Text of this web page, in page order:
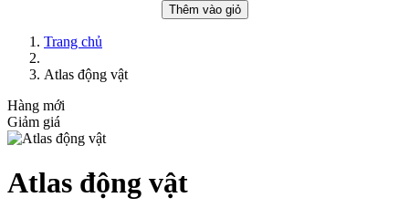
Thêm vào giỏ
Trang chủ
Atlas động vật
Hàng mới
Giảm giá
Atlas động vật